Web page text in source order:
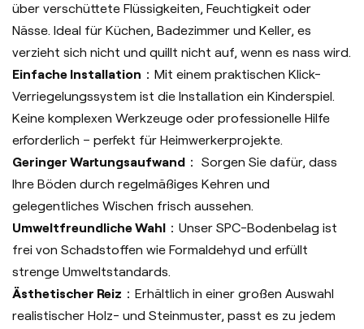
über verschüttete Flüssigkeiten, Feuchtigkeit oder
Nässe. Ideal für Küchen, Badezimmer und Keller, es
verzieht sich nicht und quillt nicht auf, wenn es nass wird.
Einfache Installation ：Mit einem praktischen Klick-
Verriegelungssystem ist die Installation ein Kinderspiel.
Keine komplexen Werkzeuge oder professionelle Hilfe
erforderlich – perfekt für Heimwerkerprojekte.
Geringer Wartungsaufwand ： Sorgen Sie dafür, dass
Ihre Böden durch regelmäßiges Kehren und
gelegentliches Wischen frisch aussehen.
Umweltfreundliche Wahl ：Unser SPC-Bodenbelag ist
frei von Schadstoffen wie Formaldehyd und erfüllt
strenge Umweltstandards.
Ästhetischer Reiz ：Erhältlich in einer großen Auswahl
realistischer Holz- und Steinmuster, passt es zu jedem